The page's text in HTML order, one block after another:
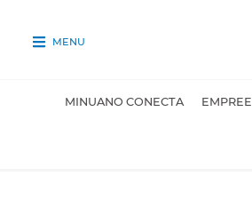
MENU
MINUANO CONECTA